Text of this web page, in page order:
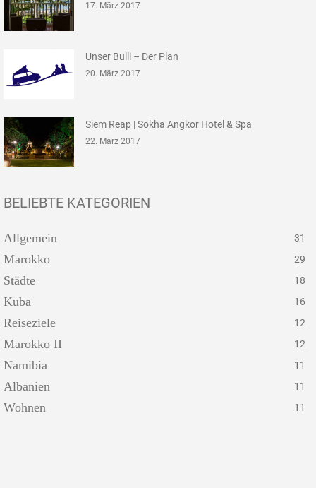
17. März 2017
Unser Bulli – Der Plan
20. März 2017
Siem Reap | Sokha Angkor Hotel & Spa
22. März 2017
BELIEBTE KATEGORIEN
Allgemein 31
Marokko 29
Städte 18
Kuba 16
Reiseziele 12
Marokko II 12
Namibia 11
Albanien 11
Wohnen 11